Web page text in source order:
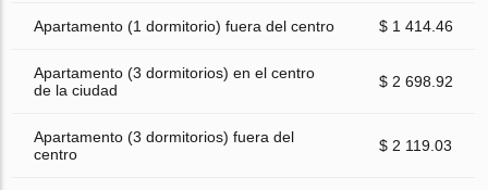
Apartamento (1 dormitorio) fuera del centro $ 1 414.46
Apartamento (3 dormitorios) en el centro
de la ciudad
$ 2 698.92
Apartamento (3 dormitorios) fuera del
centro
$ 2 119.03